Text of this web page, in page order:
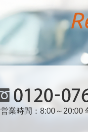
0120-076-750
営業時間：8:00～20:00